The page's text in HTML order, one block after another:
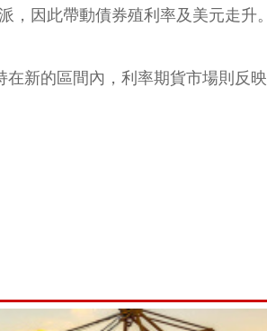
因此帶動債券殖利率及美元走升。
新的區間內，利率期貨市場則反映